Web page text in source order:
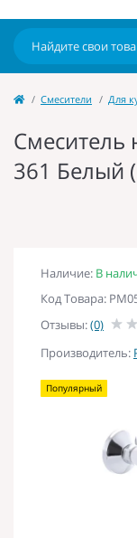
Cмесители Для
Смеситель
361 Белый
Наличие: В
Код Товара:
Отзывы:(0)
Производитель:
Популярный